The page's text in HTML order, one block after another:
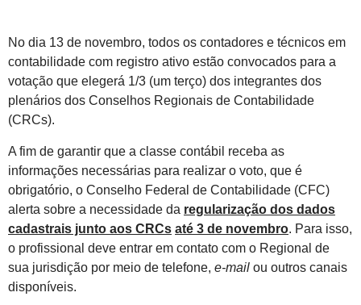
No dia 13 de novembro, todos os contadores e técnicos em
contabilidade com registro ativo estão convocados para a
votação que elegerá 1/3 (um terço) dos integrantes dos
plenários dos Conselhos Regionais de Contabilidade
(CRCs).
A fim de garantir que a classe contábil receba as
informações necessárias para realizar o voto, que é
obrigatório, o Conselho Federal de Contabilidade (CFC)
alerta sobre a necessidade da regularização dos dados
cadastrais junto aos CRCs até 3 de novembro. Para isso,
o profissional deve entrar em contato com o Regional de
sua jurisdição por meio de telefone, e-mail ou outros canais
disponíveis.